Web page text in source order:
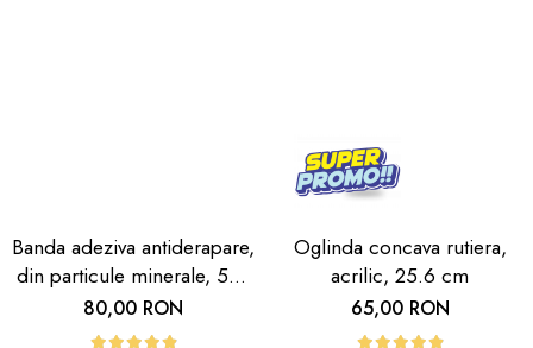
Banda adeziva antiderapare,
din particule minerale, 5m,
neagra cu dunga
fosforescenta
80,00 RON
Oglinda concava rutiera,
acrilic, 25.6 cm
65,00 RON